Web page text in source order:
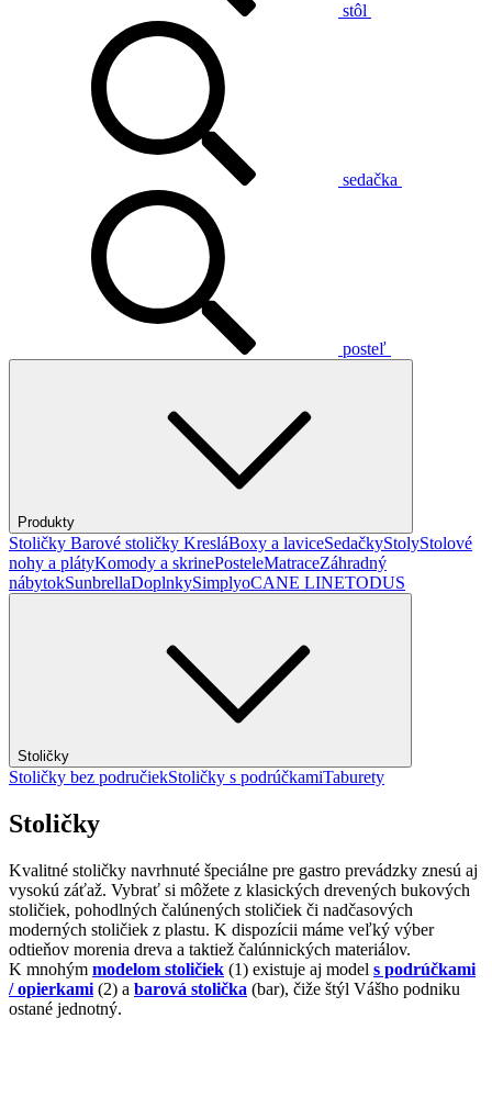
stôl
sedačka
posteľ
Produkty
Stoličky Barové stoličky KresláBoxy a laviceSedačkyStolyStolové
nohy a plátyKomody a skrinePosteleMatraceZáhradný
nábytokSunbrellaDoplnkySimplyoCANE LINETODUS
Stoličky
Stoličky bez područiekStoličky s podrúčkamiTaburety
Stoličky
Kvalitné stoličky navrhnuté špeciálne pre gastro prevádzky znesú aj
vysokú záťaž. Vybrať si môžete z klasických drevených bukových
stoličiek, pohodlných čalúnených stoličiek či nadčasových
moderných stoličiek z plastu. K dispozícii máme veľký výber
odtieňov morenia dreva a taktiež čalúnnických materiálov.
K mnohým modelom stoličiek (1) existuje aj model s podrúčkami
/ opierkami (2) a barová stolička (bar), čiže štýl Vášho podniku
ostané jednotný.